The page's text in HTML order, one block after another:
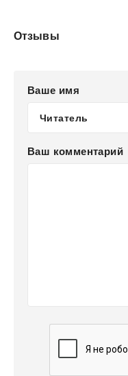
Отзывы
Ваше имя
Ваш комментарий